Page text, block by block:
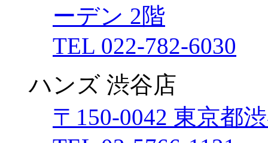
ーデン 2階
TEL 022-782-6030
ハンズ 渋谷店
〒150-0042 東京都